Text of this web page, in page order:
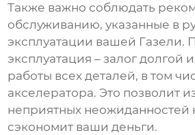
Также важно соблюдать
обслуживанию, указанные в
эксплуатации вашей Газели.
эксплуатация – залог долгой
работы всех деталей, в том
акселератора. Это позволит
неприятных неожиданностей
сэкономит ваши деньги.